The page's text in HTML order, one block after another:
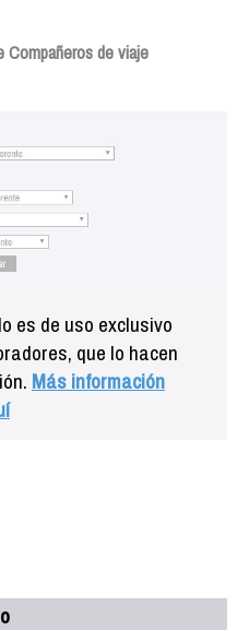
Compañeros de viaje
es de uso exclusivo
que lo hacen
Más información